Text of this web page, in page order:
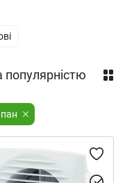
популярністю